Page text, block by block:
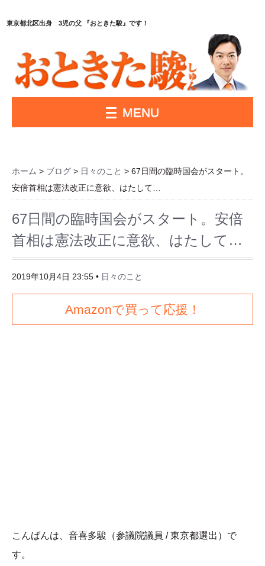
東京都北区出身 3児の父 『おときた駿』です！
MENU
ホーム > ブログ > 日々のこと > 67日間の臨時国会がスタート。
安倍首相は憲法改正に意欲、はたして…
67日間の臨時国会がスタート。安倍
首相は憲法改正に意欲、はたして…
2019年10月4日 23:55 • 日々のこと
Amazonで買って応援！
こんばんは、音喜多駿（参議院議員 / 東京都選出）で
す。